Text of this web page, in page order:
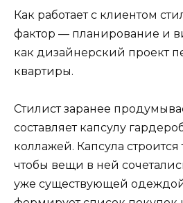
Как работает с клиентом
фактор — планирование и
как дизайнерский проект
квартиры.
Стилист заранее
составляет капсулу
коллажей. Капсула
чтобы вещи в ней
уже существующей одеждой